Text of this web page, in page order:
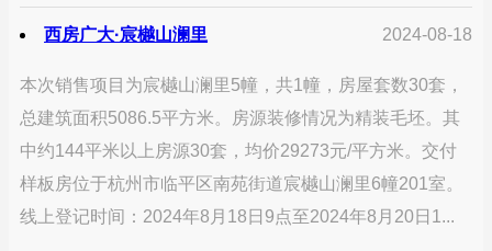
西房广大·宸樾山澜里 2024-08-18
本次销售项目为宸樾山澜里5幢，共1幢，房屋套数30套，
总建筑面积5086.5平方米。房源装修情况为精装毛坯。其
中约144平米以上房源30套，均价29273元/平方米。交付
样板房位于杭州市临平区南苑街道宸樾山澜里6幢201室。
线上登记时间：2024年8月18日9点至2024年8月20日1...